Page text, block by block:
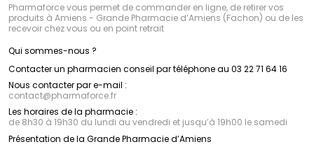
Pharmaforce vous permet de commander en ligne, de retirer vos
produits à Amiens - Grande Pharmacie d’Amiens (Fachon) ou de les
recevoir chez vous ou en point retrait
Qui sommes-nous ?
Contacter un pharmacien conseil par téléphone au 03 22 71 64 16
Nous contacter par e-mail :
contact@pharmaforce.fr
Les horaires de la pharmacie :
de 8h30 à 19h30 du lundi au vendredi et jusqu’à 19h00 le samedi
Présentation de la Grande Pharmacie d’Amiens